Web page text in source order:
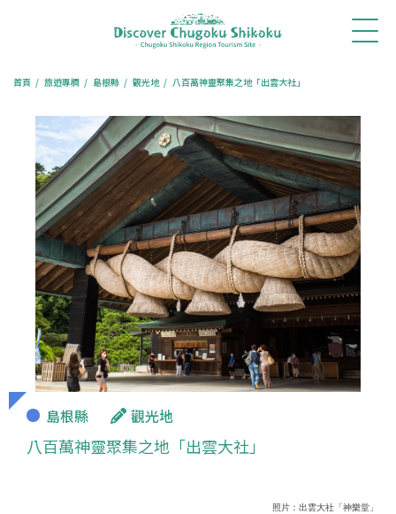
首頁 旅遊專欄 島根縣 觀光地 八百萬神靈聚集之地「出雲大社」
島根縣 觀光地
八百萬神靈聚集之地「出雲大社」
照片：出雲大社「神樂堂」
體驗・
行程推
薦
旅遊專
欄
餐廳訂
位